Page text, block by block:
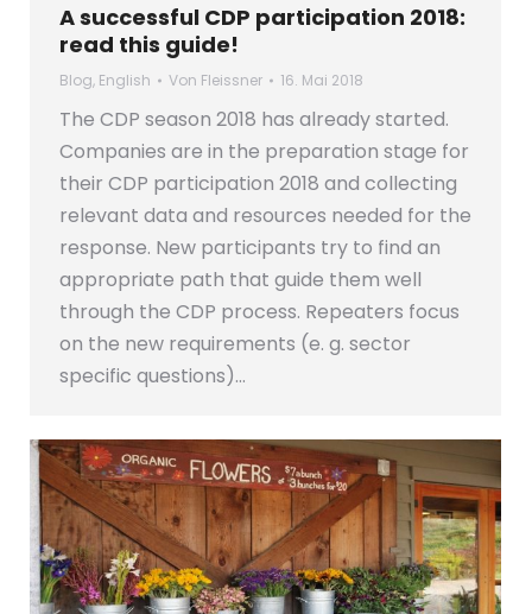
A successful CDP participation 2018:
read this guide!
Blog, English Von Fleissner 16. Mai 2018
The CDP season 2018 has already started.
Companies are in the preparation stage for
their CDP participation 2018 and collecting
relevant data and resources needed for the
response. New participants try to find an
appropriate path that guide them well
through the CDP process. Repeaters focus
on the new requirements (e. g. sector
specific questions)…